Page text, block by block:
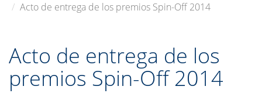
Acto de entrega de los premios Spin-Off 2014
Acto de entrega de los
premios Spin-Off 2014